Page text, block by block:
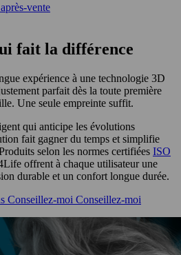
vente
fait la différence
expérience à une technologie 3D
parfait dès la toute première
Une seule empreinte suffit.
qui anticipe les évolutions
fait gagner du temps et simplifie
selon les normes certifiées ISO
offrent à chaque utilisateur une
durable et un confort longue durée.
Conseillez-moi Conseillez-moi